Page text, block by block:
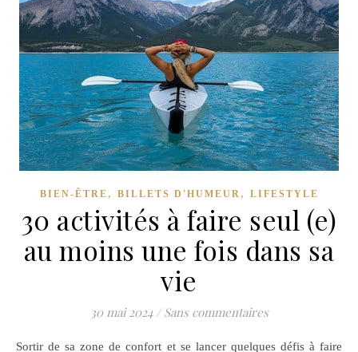
BIEN-ÊTRE , BILLETS D'HUMEUR , LIFESTYLE
30 activités à faire seul (e)
au moins une fois dans sa
vie
30 mai 2024 / Sans commentaires
Sortir de sa zone de confort et se lancer quelques défis à faire